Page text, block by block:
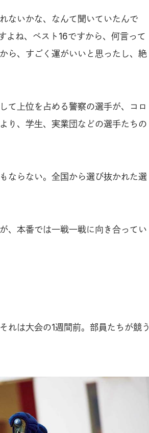
ないかな、なんて聞いていたんで
よね、ベスト16ですから、何言って
ら、すごく運がいいと思ったし、絶
て上位を占める警察の選手が、コロ
り、学生、実業団などの選手たちの
ならない。全国から選び抜かれた選
、本番では一戦一戦に向き合ってい
れは大会の1週間前。部員たちが競う